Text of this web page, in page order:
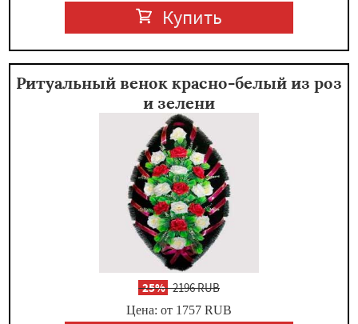
Купить
Ритуальный венок красно-белый из роз
и зелени
-25%2196 RUB
Цена: от 1757 RUB